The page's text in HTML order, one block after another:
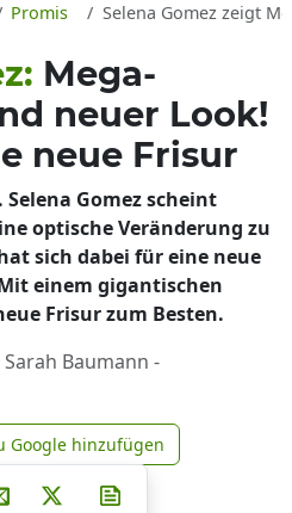
Promis Selena Gomez zeigt
Mega-
neuer Look!
neue Frisur
Gomez scheint
optische Veränderung zu
sich dabei für eine neue
einem gigantischen
Frisur zum Besten.
Baumann -
news.de zu Google
Google hinzufügen
auf Facebook
Teilen auf Whatsapp
Teilen auf Telegram
auf Pinterest
Per E-Mail teilen
Post auf X